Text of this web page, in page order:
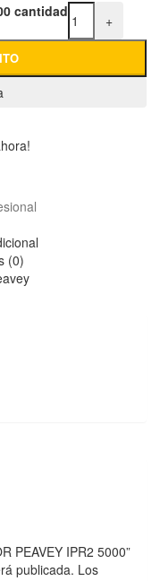
cantidad
+
(0)
PEAVEY IPR2 5000”
publicada. Los